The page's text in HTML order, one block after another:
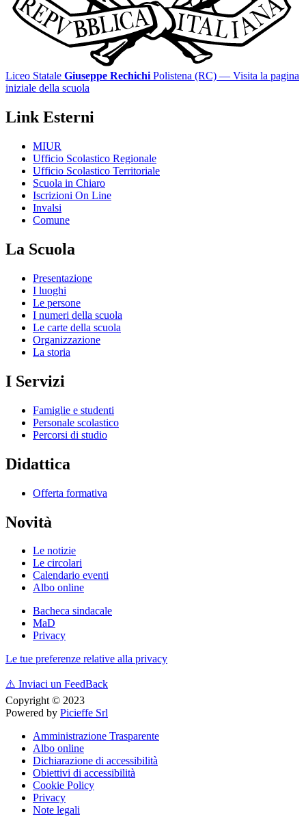
Liceo Statale Giuseppe Rechichi Polistena (RC) — Visita la pagina
iniziale della scuola
Link Esterni
MIUR
Ufficio Scolastico Regionale
Ufficio Scolastico Territoriale
Scuola in Chiaro
Iscrizioni On Line
Invalsi
Comune
La Scuola
Presentazione
I luoghi
Le persone
I numeri della scuola
Le carte della scuola
Organizzazione
La storia
I Servizi
Famiglie e studenti
Personale scolastico
Percorsi di studio
Didattica
Offerta formativa
Novità
Le notizie
Le circolari
Calendario eventi
Albo online
Bacheca sindacale
MaD
Privacy
Le tue preferenze relative alla privacy
⚠️ Inviaci un FeedBack
Copyright © 2023
Powered by Picieffe Srl
Amministrazione Trasparente
Albo online
Dichiarazione di accessibilità
Obiettivi di accessibilità
Cookie Policy
Privacy
Note legali